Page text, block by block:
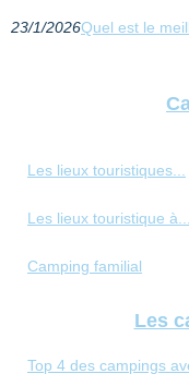
23/1/2026Quel est le
Les lieux touristiques...
Les lieux touristique à...
Camping familial
Les
Top 4 des campings